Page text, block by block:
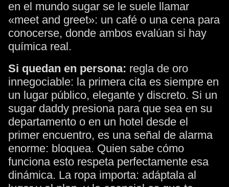
en el mundo sugar se le suele llamar
«meet and greet»: un café o una cena para
conocerse, donde ambos evalúan si hay
química real.
Si quedan en persona: regla de oro
innegociable: la primera cita es siempre en
un lugar público, elegante y discreto. Si un
sugar daddy presiona para que sea en su
departamento o en un hotel desde el
primer encuentro, es una señal de alarma
enorme: bloquea. Quien sabe cómo
funciona esto respeta perfectamente esa
dinámica. La ropa importa: adáptala al